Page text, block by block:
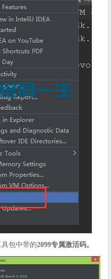
包中带的2099专属激活码。